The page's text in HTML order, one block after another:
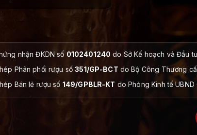
nhận ĐKDN số 0102401240 do Sở Kế hoạch và Đầu
Phân phối rượu số351/GP-BCT do Bộ Công Thương
Bán lẻ rượu số 149/GPBLR-KT do Phòng Kinh tế